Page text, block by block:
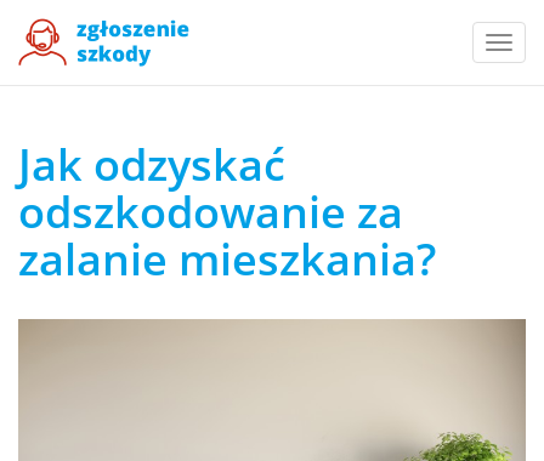
Jak odzyskać
odszkodowanie za
zalanie mieszkania?